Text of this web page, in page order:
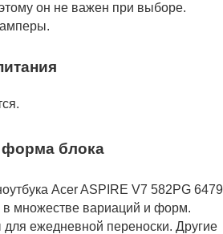
он не важен при выборе.
блока
Acer ASPIRE V7 582PG 6479
в множестве вариаций и форм.
для ежедневной переноски. Другие